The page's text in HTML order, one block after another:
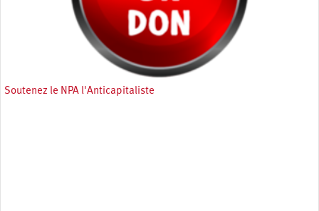
Soutenez le NPA l'Anticapitaliste